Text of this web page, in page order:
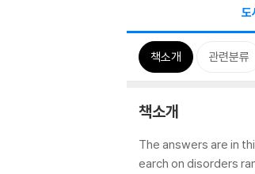
도
책소개 관련분류
책소개
The answers are in
earch on disorders